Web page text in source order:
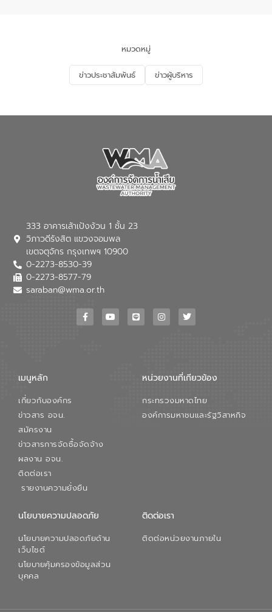
ด้านน้ำของประเทศ และเตรียมความพร้อม
รองรับการเติบโตของเมือง รวมถึงการ
ลงทุนในอุตสาหกรรมแห่งอนาคต ตลอดจน
มุ่งตอบโจทย์ความท้าทายจากวิกฤตการ
ในครั้งนี้เป็นการดึงจุดแข็งและความ
(อจน.) มาผสานกับประสบการณ์และ
เทคโนโลยีโครงข่ายน้ำครบวงจรในพื้นที่ EEC
ของอีสท์ วอเตอร์ เพื่อร่วมกันศึกษา
เทคโนโลยีการปรับปรุงคุณภาพน้ำ (Water
Reuse) และพัฒนารูปแบบการดำเนินงาน
ใช้น้ำที่พุ่งสูงขึ้นจากการขยายตัวของ
การองค์การจัดการน้ำเสีย กล่าวถึงภารกิจ
เพื่อสนับสนุนการพัฒนาเมืองอย่างยั่งยืน
ขณะที่ นายบดินทร์ อุดล กรรมการผู้อำนวย
สมดุลทางเศรษฐกิจและสิ่งแวดล้อมได้อย่าง
ภาคเอกชนในครั้งนี้ นับเป็นก้าวสำคัญของ
องค์การจัดการน้ำเสีย (อจน.) ในการร่วมวาง
หมวดหมู่
ข่าวประชาสัมพันธ์ ข่าวผู้บริหาร
333 อาคารเล้าเป้งง้วน 1 ชั้น 23
วิภาวดีรังสิต แขวงจอมพล
เขตจตุจักร กรุงเทพฯ 10900
0-2273-8530-39
0-2273-8577-79
saraban@wma.or.th
เมนูหลัก
เกี่ยวกับองค์กร
ข่าวสาร อจน.
สมัครงาน
ข่าวสารการจัดซื้อจัดจ้าง
ผลงาน อจน.
ติดต่อเรา
รายงานความยั่งยืน
หน่วยงานที่เกียวข้อง
กระทรวงมหาดไทย
องค์การมหาชนและรัฐวิสาหกิจ
นโยบายความปลอดภัย
นโยบายความปลอดภัยด้าน
เว็บไซต์
นโยบายคุ้มครองข้อมูลส่วน
บุคคล
ติดต่อเรา
ติดต่อหน่วยงานภายใน